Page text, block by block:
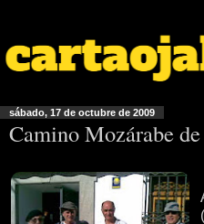
sábado, 17 de octubre de 2009
Camino Mozárabe